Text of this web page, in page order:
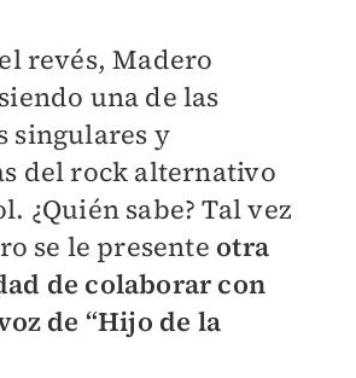
revés, Madero
una de las
singulares y
del rock alternativo
¿Quién sabe? Tal vez
se le presente otra
de colaborar con
de “Hijo de la